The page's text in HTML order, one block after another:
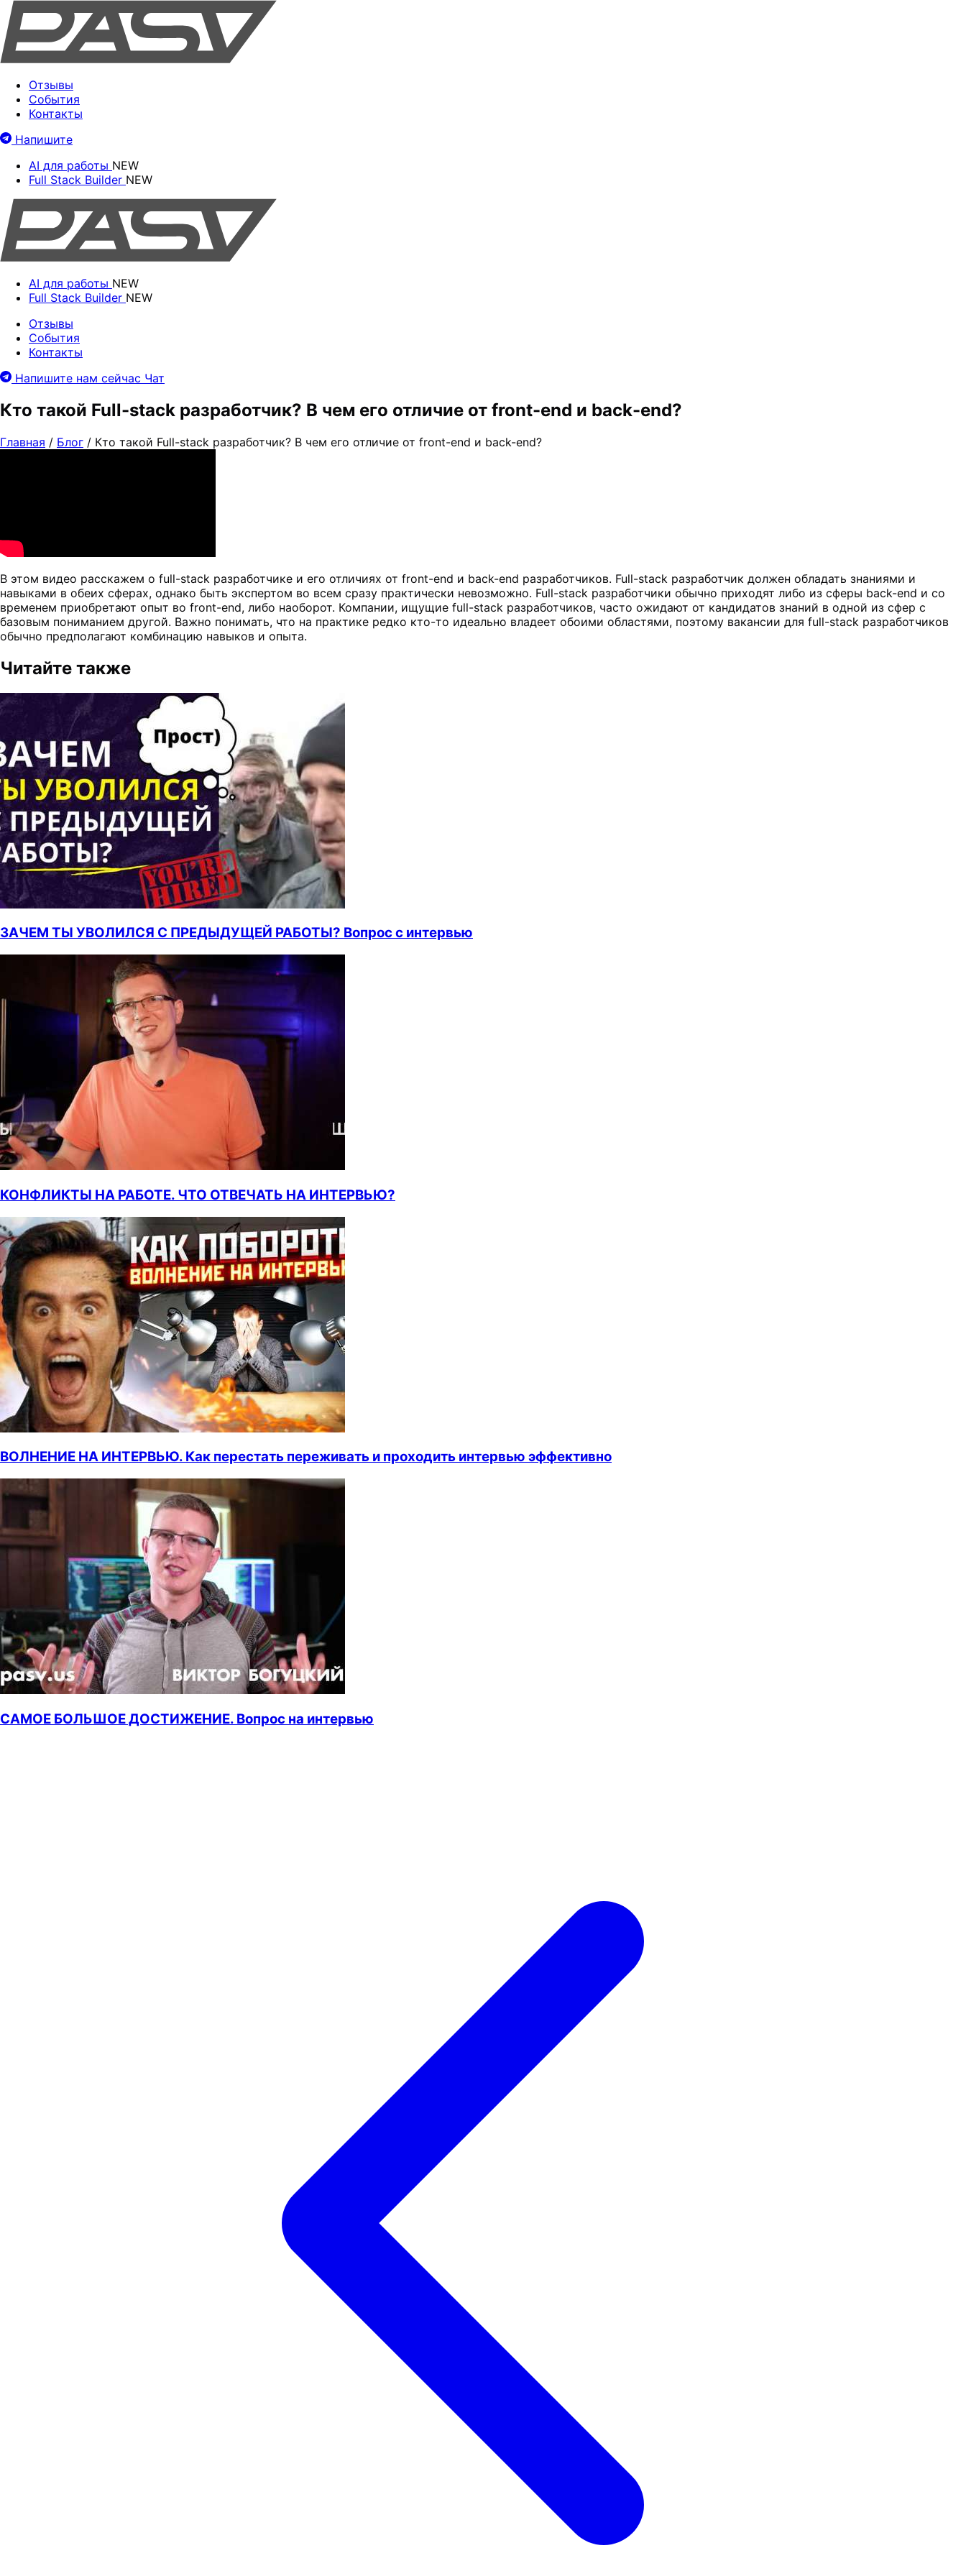
Отзывы
События
Контакты
Напишите
AI для работы NEW
Full Stack Builder NEW
AI для работы NEW
Full Stack Builder NEW
Отзывы
События
Контакты
Напишите нам сейчас Чат
Кто такой Full-stack разработчик? В чем его отличие от front-end и back-end?
Главная / Блог / Кто такой Full-stack разработчик? В чем его отличие от front-end и back-end?
В этом видео расскажем о full-stack разработчике и его отличиях от front-end и back-end разработчиков. Full-stack разработчик должен обладать знаниями и
навыками в обеих сферах, однако быть экспертом во всем сразу практически невозможно. Full-stack разработчики обычно приходят либо из сферы back-end и со
временем приобретают опыт во front-end, либо наоборот. Компании, ищущие full-stack разработчиков, часто ожидают от кандидатов знаний в одной из сфер с
базовым пониманием другой. Важно понимать, что на практике редко кто-то идеально владеет обоими областями, поэтому вакансии для full-stack разработчиков
обычно предполагают комбинацию навыков и опыта.
Читайте также
ЗАЧЕМ ТЫ УВОЛИЛСЯ С ПРЕДЫДУЩЕЙ РАБОТЫ? Вопрос с интервью
КОНФЛИКТЫ НА РАБОТЕ. ЧТО ОТВЕЧАТЬ НА ИНТЕРВЬЮ?
ВОЛНЕНИЕ НА ИНТЕРВЬЮ. Как перестать переживать и проходить интервью эффективно
САМОЕ БОЛЬШОЕ ДОСТИЖЕНИЕ. Вопрос на интервью